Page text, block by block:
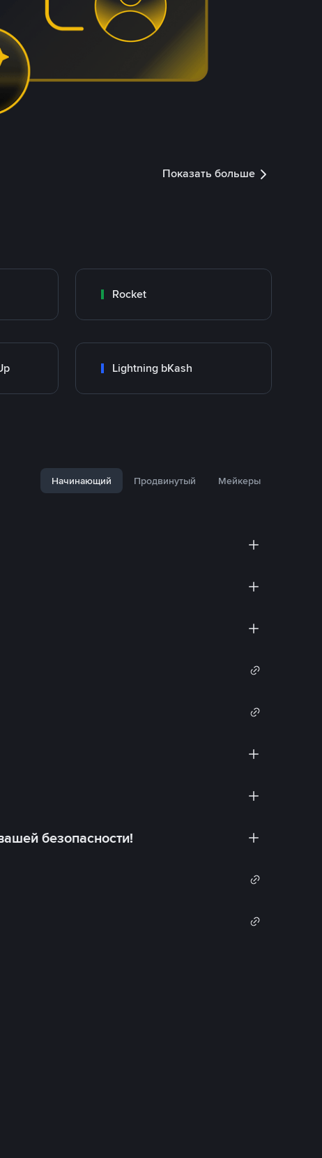
Показать больше
Rocket
Lightning bKash
Начинающий Продвинутый Мейкеры
безопасности!